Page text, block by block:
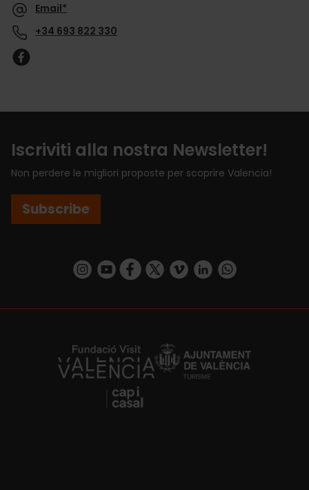
Email*
+34 693 822 330
Iscriviti alla nostra Newsletter!
Non perdere le migliori proposte per scoprire Valencia!
Subscribe
https://www.instagram.com/visit_valencia/
https://www.youtube.com/user/
https://www.facebook.com/
https://twitter.com/VisitaValencia
https://vimeo.com/
https://www.linkedin.com/company/turismo-valencia/https://api.whatsapp.com/send/
https://fundacion.visitvalencia.com/